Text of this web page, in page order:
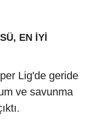
EN İYİ
Lig'de geride
ve savunma